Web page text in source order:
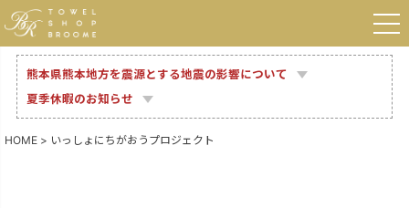
熊本県熊本地方を震源とする地震の影響について
夏季休暇のお知らせ
HOME いっしょにちがおうプロジェクト